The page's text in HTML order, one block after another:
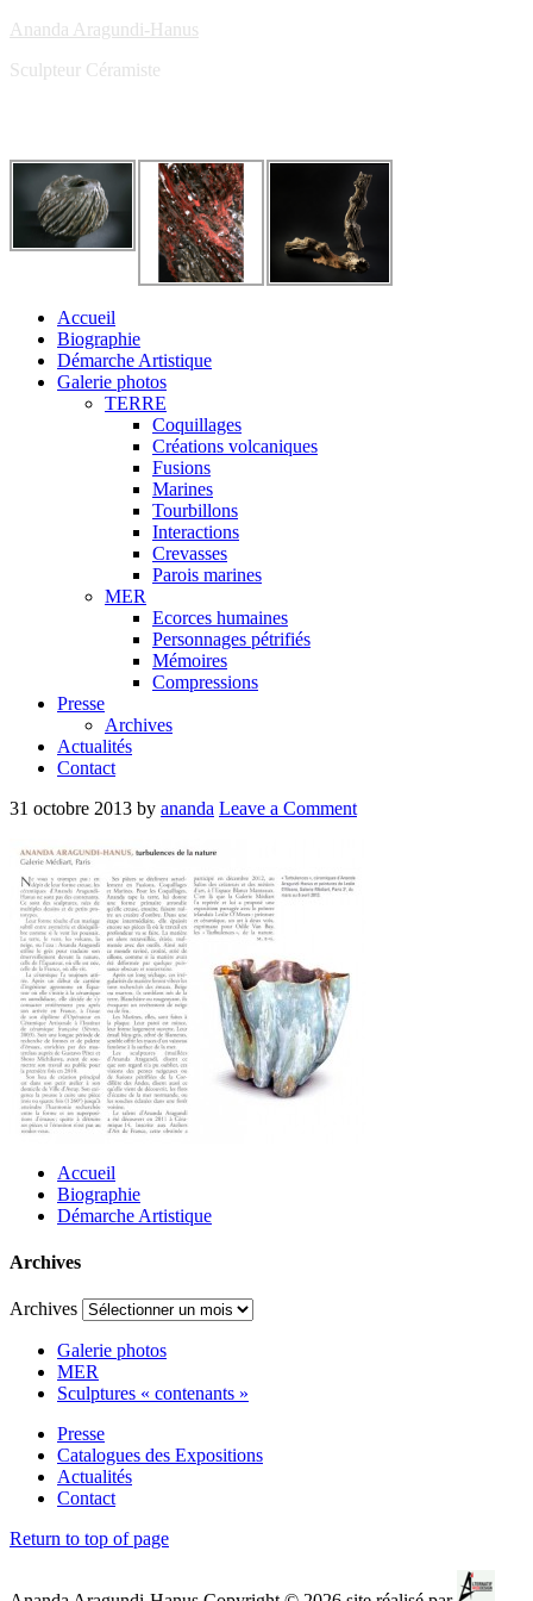
Ananda Aragundi-Hanus
Sculpteur Céramiste
Accueil
Biographie
Démarche Artistique
Galerie photos
TERRE
Coquillages
Créations volcaniques
Fusions
Marines
Tourbillons
Interactions
Crevasses
Parois marines
MER
Ecorces humaines
Personnages pétrifiés
Mémoires
Compressions
Presse
Archives
Actualités
Contact
31 octobre 2013 by ananda Leave a Comment
Accueil
Biographie
Démarche Artistique
Archives
Archives
Galerie photos
MER
Sculptures « contenants »
Presse
Catalogues des Expositions
Actualités
Contact
Return to top of page